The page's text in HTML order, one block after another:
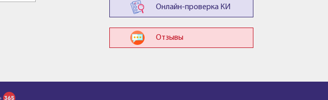
Онлайн-проверка КИ
Отзывы